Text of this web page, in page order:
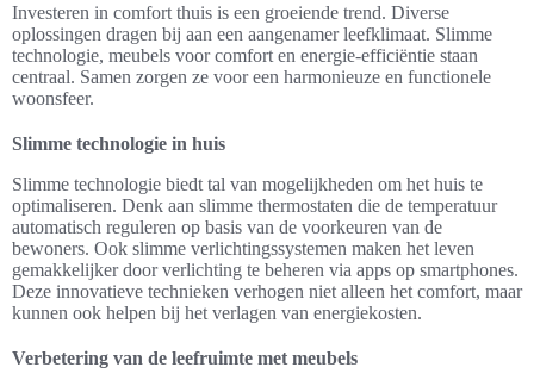
Investeren in comfort thuis is een groeiende trend. Diverse
oplossingen dragen bij aan een aangenamer leefklimaat. Slimme
technologie, meubels voor comfort en energie-efficiëntie staan
centraal. Samen zorgen ze voor een harmonieuze en functionele
woonsfeer.
Slimme technologie in huis
Slimme technologie biedt tal van mogelijkheden om het huis te
optimaliseren. Denk aan slimme thermostaten die de temperatuur
automatisch reguleren op basis van de voorkeuren van de
bewoners. Ook slimme verlichtingssystemen maken het leven
gemakkelijker door verlichting te beheren via apps op smartphones.
Deze innovatieve technieken verhogen niet alleen het comfort, maar
kunnen ook helpen bij het verlagen van energiekosten.
Verbetering van de leefruimte met meubels